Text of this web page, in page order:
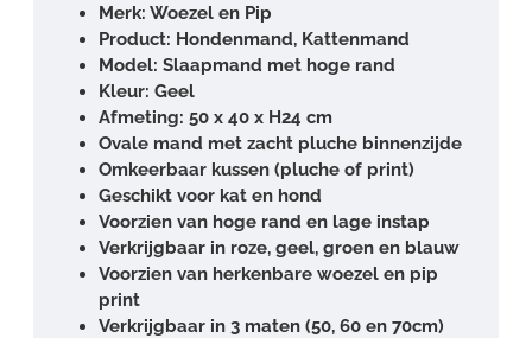
Merk: Woezel en Pip
Product: Hondenmand, Kattenmand
Model: Slaapmand met hoge rand
Kleur: Geel
Afmeting: 50 x 40 x H24 cm
Ovale mand met zacht pluche binnenzijde
Omkeerbaar kussen (pluche of print)
Geschikt voor kat en hond
Voorzien van hoge rand en lage instap
Verkrijgbaar in roze, geel, groen en blauw
Voorzien van herkenbare woezel en pip
print
Verkrijgbaar in 3 maten (50, 60 en 70cm)